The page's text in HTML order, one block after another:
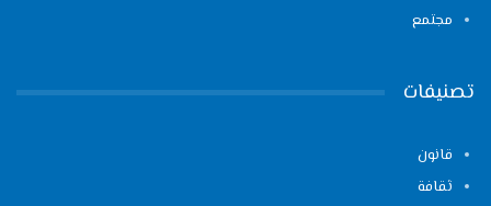
مجتمع
تصنيفات
قانون
ثقافة